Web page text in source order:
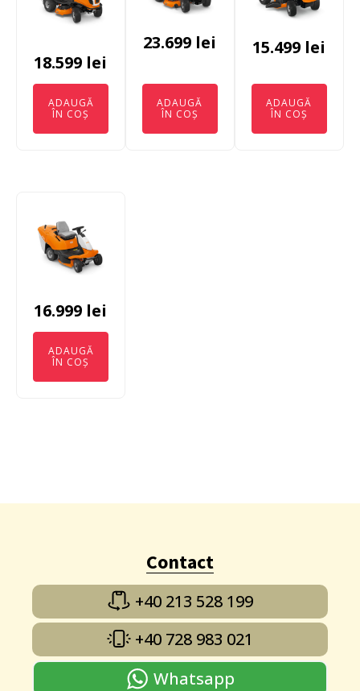
18.599 lei
ADAUGĂ
ÎN COȘ
23.699 lei
ADAUGĂ
ÎN COȘ
15.499 lei
ADAUGĂ
ÎN COȘ
16.999 lei
ADAUGĂ
ÎN COȘ
Contact
+40 213 528 199
+40 728 983 021
Whatsapp